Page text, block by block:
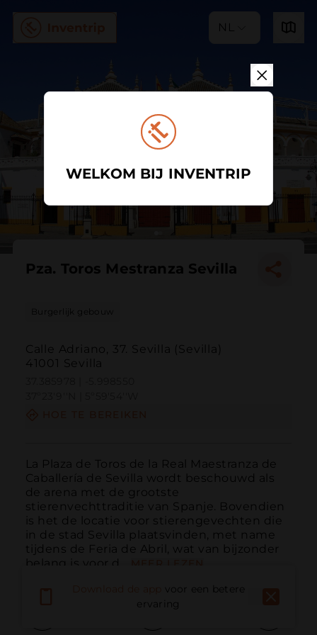
NL
Pza. Toros Mestranza Sevilla
Burgerlijk gebouw
Calle Adriano, 37. Sevilla (Sevilla)
41001 Sevilla
La Plaza de Toros de la Real Maestranza de
Caballería de Sevilla wordt beschouwd als
de arena met de grootste
stierenvechttraditie van Spanje. Bovendien
is het de locatie voor stierengevechten die
in de stad Sevilla plaatsvinden, met name
tijdens de Feria de Abril, wat van bijzonder
belang is voor d...
voor een betere
ervaring
WELKOM BIJ INVENTRIP